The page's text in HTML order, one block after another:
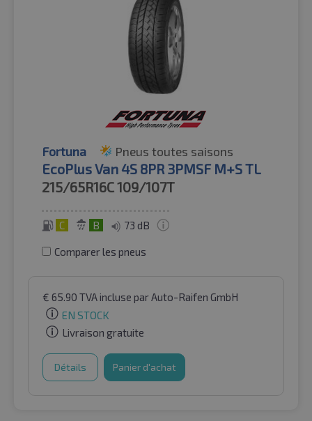
Fortuna Pneus toutes saisons
EcoPlus Van 4S 8PR 3PMSF M+S TL
215/65R16C109/107T
C B 73 dB
Comparer les pneus
€ 65.90 TVA incluse par Auto-Raifen GmbH
EN STOCK
Livraison gratuite
Détails Panier d'achat